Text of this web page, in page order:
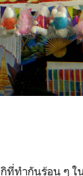
ทำกันร้อน ๆ ใ